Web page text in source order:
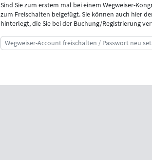
Sind Sie zum erstem mal bei einem Wegweiser-
zum Freischalten beigefügt. Sie können auch hier
hinterlegt, die Sie bei der Buchung/Registrierung
Wegweiser-Account freischalten / Passwort neu